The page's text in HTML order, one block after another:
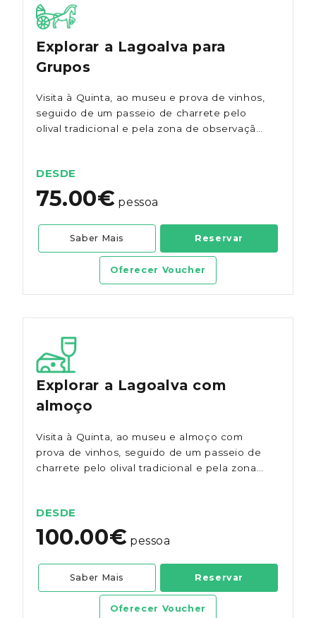
Explorar a Lagoalva para
Grupos
Visita à Quinta, ao museu e prova de vinhos,
seguido de um passeio de charrete pelo
olival tradicional e pela zona de observação
DESDE
75.00€ pessoa
Saber Mais Reservar
Oferecer Voucher
Explorar a Lagoalva com
almoço
Visita à Quinta, ao museu e almoço com
prova de vinhos, seguido de um passeio de
charrete pelo olival tradicional e pela zona
DESDE
100.00€ pessoa
Saber Mais Reservar
Oferecer Voucher